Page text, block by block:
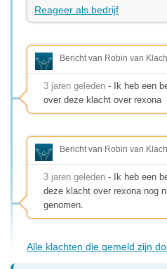
Reageer als bedrijf
Bericht van Robin van
3 jaren geleden - Ik heb een
over deze klacht over rexona
Bericht van Robin van
3 jaren geleden - Ik heb een
deze klacht over rexona nog
genomen.
Alle klachten die gemeld zijn